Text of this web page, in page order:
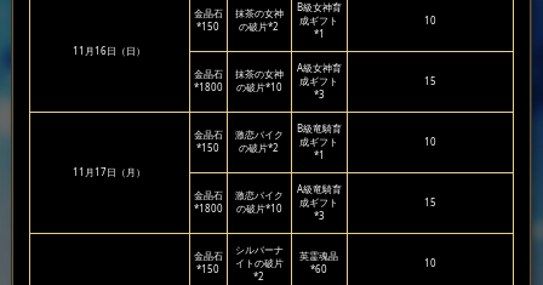
11月16日（日）
金晶石
*150
抹茶の女神
の破片*2
B級女神育
成ギフト
*1
10
金晶石
*1800
抹茶の女神
の破片*10
A級女神育
成ギフト
*3
15
11月17日（月）
金晶石
*150
激恋バイク
の破片*2
B級竜騎育
成ギフト
*1
10
金晶石
*1800
激恋バイク
の破片*10
A級竜騎育
成ギフト
*3
15
金晶石
*150
シルバーナ
イトの破片
*2
英霊魂晶
*60
10